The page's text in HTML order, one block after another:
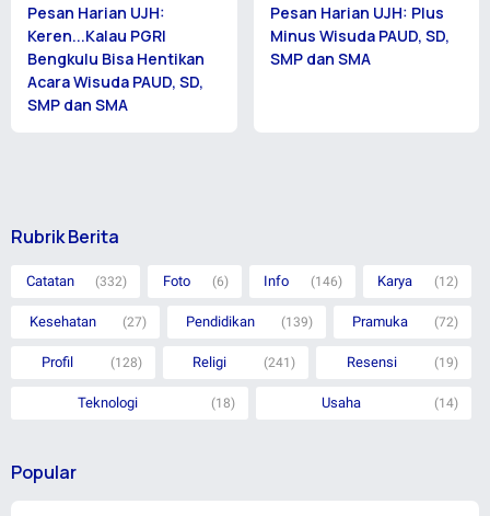
Pesan Harian UJH:
Keren...Kalau PGRI
Bengkulu Bisa Hentikan
Acara Wisuda PAUD, SD,
SMP dan SMA
Pesan Harian UJH: Plus
Minus Wisuda PAUD, SD,
SMP dan SMA
Rubrik Berita
Catatan (332) Foto (6) Info (146) Karya (12)
Kesehatan (27) Pendidikan (139) Pramuka (72)
Profil (128) Religi (241) Resensi (19)
Teknologi (18) Usaha (14)
Popular